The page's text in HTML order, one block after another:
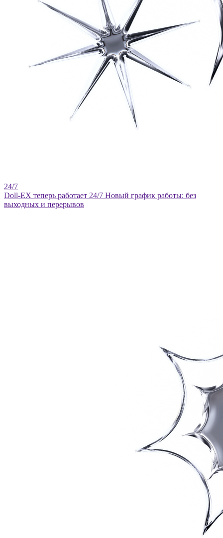
Doll-EX теперь работает 24/7 Новый график работы: без
выходных и перерывов